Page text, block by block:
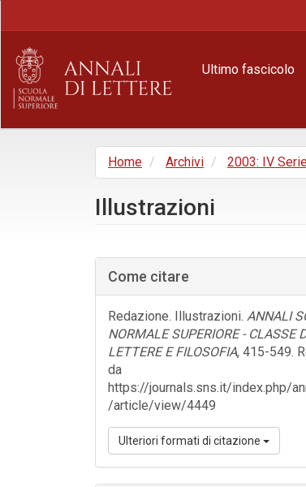
principale
Barra
laterale
Ultimo fascicolo
Home Archivi 2003: IV
Illustrazioni
laterale
dell'articolo
Come citare
Redazione. Illustrazioni. ANNALI
NORMALE SUPERIORE - CLASSE
LETTERE E FILOSOFIA, 415-549.
da
https://journals.sns.it/index.php/
/article/view/4449
Ulteriori formati di citazione